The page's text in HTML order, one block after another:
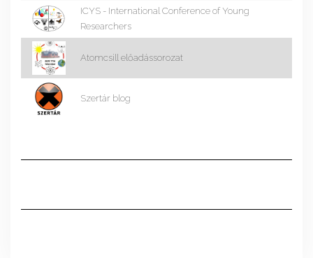
ICYS - International Conference of Young
Researchers
Atomcsill előadássorozat
Szertár blog